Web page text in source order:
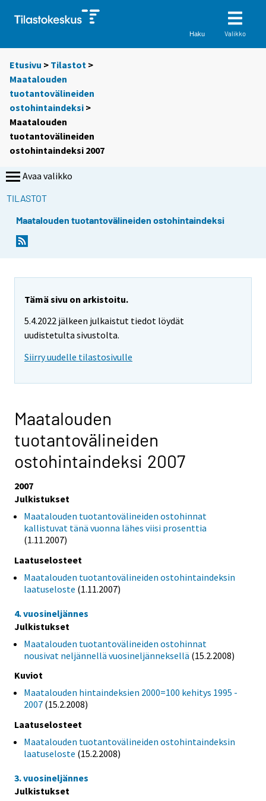
Haku Valikko
Etusivu > Tilastot >
Maatalouden
tuotantovälineiden
ostohintaindeksi >
Maatalouden
tuotantovälineiden
ostohintaindeksi 2007
Avaa valikko
TILASTOT
Maatalouden tuotantovälineiden ostohintaindeksi
Tämä sivu on arkistoitu.
5.4.2022 jälkeen julkaistut tiedot löydät
uudistetulta sivustolta.
Siirry uudelle tilastosivulle
Maatalouden
tuotantovälineiden
ostohintaindeksi 2007
2007
Julkistukset
Maatalouden tuotantovälineiden ostohinnat
kallistuvat tänä vuonna lähes viisi prosenttia
(1.11.2007)
Laatuselosteet
Maatalouden tuotantovälineiden ostohintaindeksin
laatuseloste (1.11.2007)
4. vuosineljännes
Julkistukset
Maatalouden tuotantovälineiden ostohinnat
nousivat neljännellä vuosineljänneksellä (15.2.2008)
Kuviot
Maatalouden hintaindeksien 2000=100 kehitys 1995 -
2007 (15.2.2008)
Laatuselosteet
Maatalouden tuotantovälineiden ostohintaindeksin
laatuseloste (15.2.2008)
3. vuosineljännes
Julkistukset